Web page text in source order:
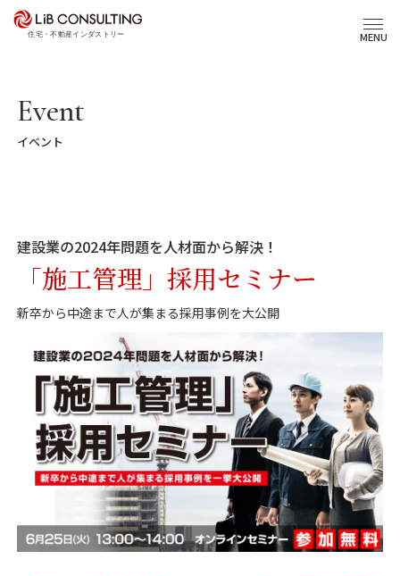
MENU
プロジェクト事例
エキスパート
事業本部理念
03-6281-9596
資料請求 最新セミナー
お問い合わせ
Event
イベント
建設業の2024年問題を人材面から解決！
「施工管理」採用セミナー
新卒から中途まで人が集まる採用事例を大公開